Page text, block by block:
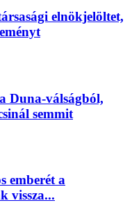
elnökjelöltet,
Duna-válságból,
semmit
emberét a
vissza...